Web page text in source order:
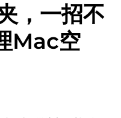
，一招不
Mac空